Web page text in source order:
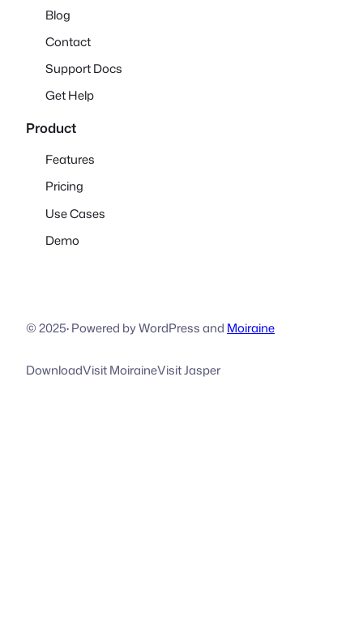
Blog
Contact
Support Docs
Get Help
Product
Features
Pricing
Use Cases
Demo
© 2025·Powered by WordPress and Moiraine
DownloadVisit MoiraineVisit Jasper